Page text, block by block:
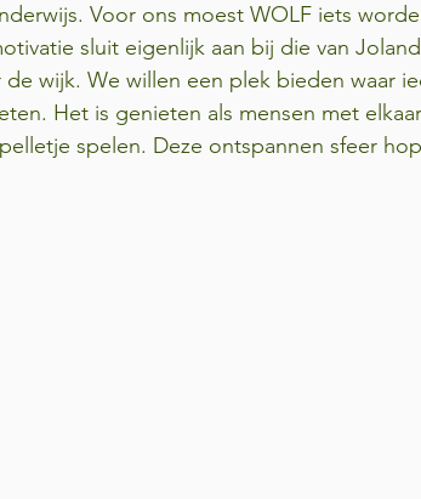
Voor ons moest WOLF iets
sluit eigenlijk aan bij die van
wijk. We willen een plek bieden waar
Het is genieten als mensen met
spelen. Deze ontspannen sfeer